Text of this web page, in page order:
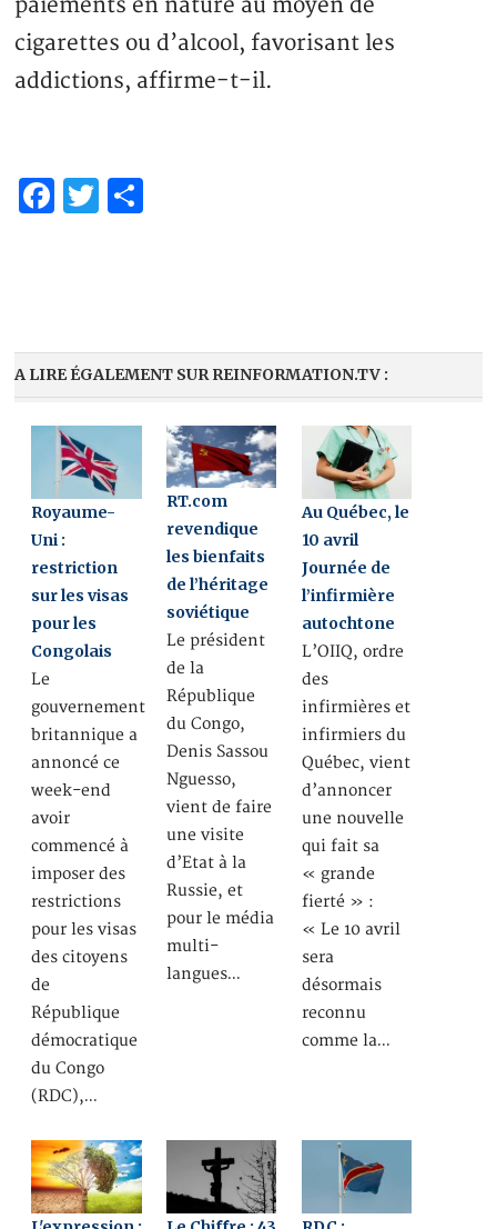
paiements en nature au moyen de
cigarettes ou d’alcool, favorisant les
addictions, affirme-t-il.
Facebook
Twitter
A LIRE ÉGALEMENT SUR REINFORMATION.TV :
Royaume-
Uni :
restriction
sur les visas
pour les
Congolais
Le
gouvernement
britannique a
annoncé ce
week-end
avoir
commencé à
imposer des
restrictions
pour les visas
des citoyens
de
République
démocratique
du Congo
(RDC),…
RT.com
revendique
les bienfaits
de l’héritage
soviétique
Le président
de la
République
du Congo,
Denis Sassou
Nguesso,
vient de faire
une visite
d’Etat à la
Russie, et
pour le média
multi-
langues…
Au Québec, le
10 avril
Journée de
l’infirmière
autochtone
L’OIIQ, ordre
des
infirmières et
infirmiers du
Québec, vient
d’annoncer
une nouvelle
qui fait sa
« grande
fierté » :
« Le 10 avril
sera
désormais
reconnu
comme la…